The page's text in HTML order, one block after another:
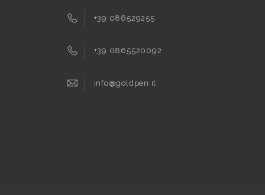
+39 086529255
+39 0865520092
info@goldpen.it